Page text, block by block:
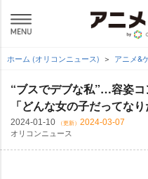
ホーム (オリコンニュース) アニメ&
“ブスでデブな私”…容姿
「どんな女の子だってな
2024-01-10 （更新） 2024-03-07
オリコンニュース